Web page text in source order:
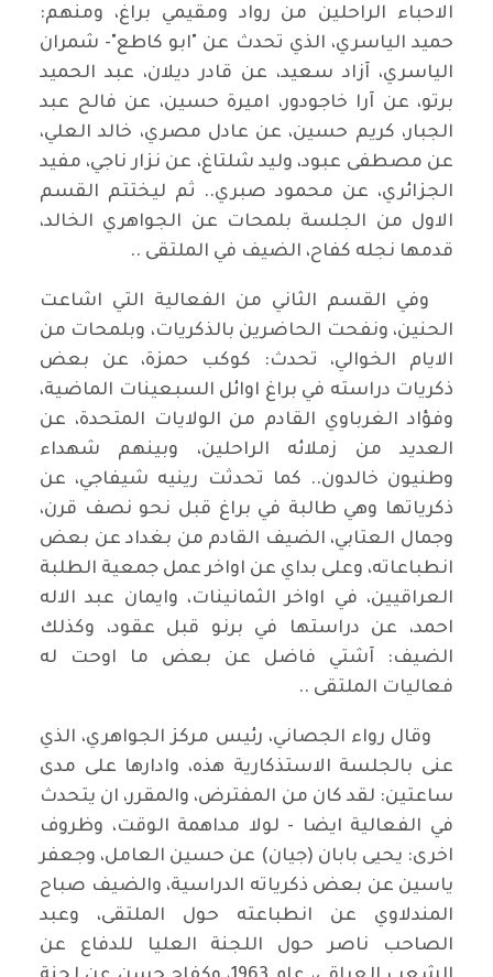
الاحباء الراحلين من رواد ومقيمي براغ، ومنهم:
حميد الياسري، الذي تحدث عن "ابو كاطع"- شمران
الياسري، آزاد سعيد، عن قادر ديلان، عبد الحميد
برتو، عن آرا خاجودور، اميرة حسين، عن فالح عبد
الجبار، كريم حسين، عن عادل مصري، خالد العلي،
عن مصطفى عبود، وليد شلتاغ، عن نزار ناجي، مفيد
الجزائري، عن محمود صبري.. ثم ليختتم القسم
الاول من الجلسة بلمحات عن الجواهري الخالد،
قدمها نجله كفاح، الضيف في الملتقى ..
وفي القسم الثاني من الفعالية التي اشاعت
الحنين، ونفحت الحاضرين بالذكريات، وبلمحات من
الايام الخوالي، تحدث: كوكب حمزة، عن بعض
ذكريات دراسته في براغ اوائل السبعينات الماضية،
وفؤاد الغرباوي القادم من الولايات المتحدة، عن
العديد من زملائه الراحلين، وبينهم شهداء
وطنيون خالدون.. كما تحدثت رينيه شيفاجي، عن
ذكرياتها وهي طالبة في براغ قبل نحو نصف قرن،
وجمال العتابي، الضيف القادم من بغداد عن بعض
انطباعاته، وعلى بداي عن اواخر عمل جمعية الطلبة
العراقيين، في اواخر الثمانينات، وايمان عبد الاله
احمد، عن دراستها في برنو قبل عقود، وكذلك
الضيف: آشتي فاضل عن بعض ما اوحت له
فعاليات الملتقى ..
وقال رواء الجصاني، رئيس مركز الجواهري، الذي
عنى بالجلسة الاستذكارية هذه، وادارها على مدى
ساعتين: لقد كان من المفترض، والمقرر، ان يتحدث
في الفعالية ايضا - لولا مداهمة الوقت، وظروف
اخرى: يحيى بابان (جيان) عن حسين العامل، وجعفر
ياسين عن بعض ذكرياته الدراسية، والضيف صباح
المندلاوي عن انطباعته حول الملتقى، وعبد
الصاحب ناصر حول اللجنة العليا للدفاع عن